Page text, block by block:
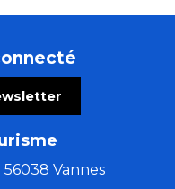
Vannes